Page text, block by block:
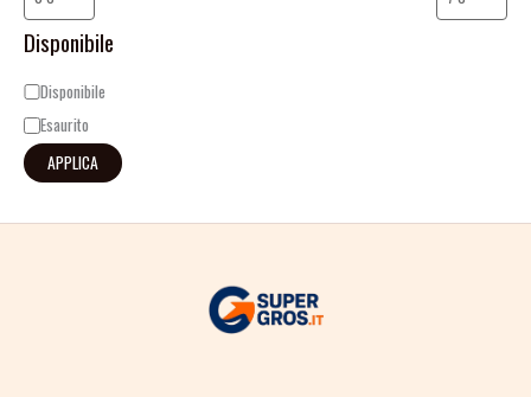
Disponibile
Disponibile
Esaurito
APPLICA